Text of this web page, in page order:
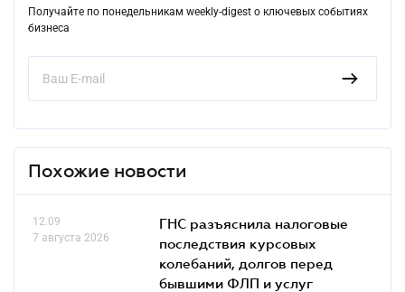
Получайте по понедельникам weekly-digest о ключевых событиях
бизнеса
Похожие новости
12.09
7 августа 2026
ГНС разъяснила налоговые
последствия курсовых
колебаний, долгов перед
бывшими ФЛП и услуг